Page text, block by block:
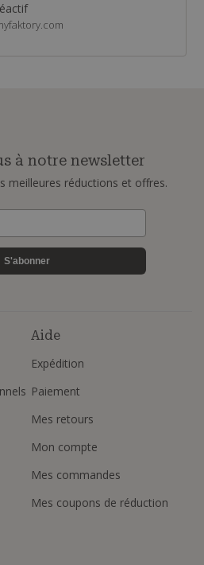
à notre newsletter
meilleures réductions et offres.
S'abonner
Aide
Expédition
Paiement
Mes retours
Mon compte
Mes commandes
Mes coupons de réduction